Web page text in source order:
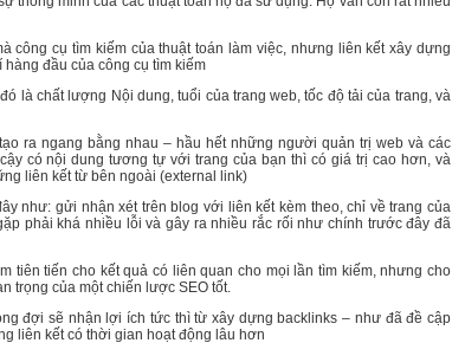
công cụ tìm kiếm của thuật toán làm việc, nhưng liên kết xây dựng
đầu của công cụ tìm kiếm
là chất lượng Nội dung, tuổi của trang web, tốc độ tải của trang, và
ra ngang bằng nhau – hầu hết những người quản trị web và các
có nội dung tương tự với trang của bạn thì có giá trị cao hơn, và
liên kết từ bên ngoài (external link)
như: gửi nhận xét trên blog với liên kết kèm theo, chỉ về trang của
phải khá nhiều lỗi và gây ra nhiều rắc rối như chính trước đây đã
tiên tiến cho kết quả có liên quan cho mọi lần tìm kiếm, nhưng cho
trọng của một chiến lược SEO tốt.
đợi sẽ nhận lợi ích tức thì từ xây dựng backlinks – như đã đề cập
liên kết có thời gian hoạt động lâu hơn